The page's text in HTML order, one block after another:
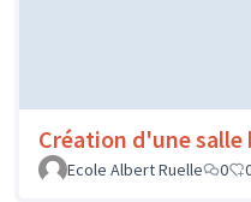
Création d'une salle
Ecole Albert Ruelle
0